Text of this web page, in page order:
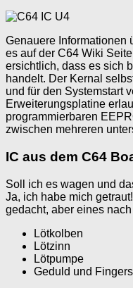
Genauere Informationen
es auf der C64 Wiki
ersichtlich, dass es sich
handelt. Der Kernal
und für den Systemstart
Erweiterungsplatine
programmierbaren
zwischen mehreren
IC aus dem C64
Soll ich es wagen und
Ja, ich habe mich
gedacht, aber eines
Lötkolben
Lötzinn
Lötpumpe
Geduld und